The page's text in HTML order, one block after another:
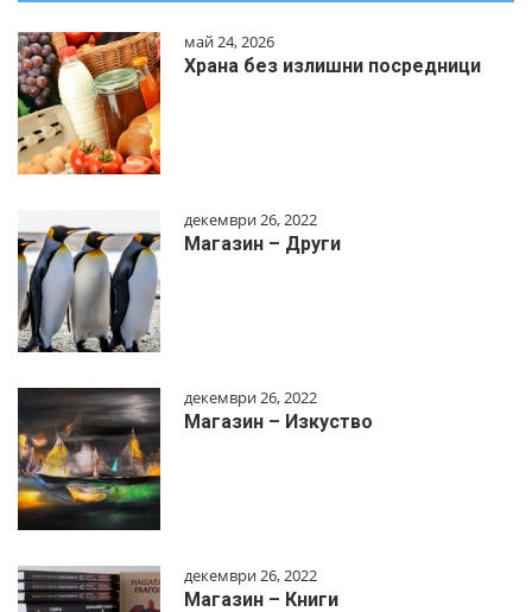
май 24, 2026
Храна без излишни посредници
декември 26, 2022
Магазин – Други
декември 26, 2022
Магазин – Изкуство
декември 26, 2022
Магазин – Книги